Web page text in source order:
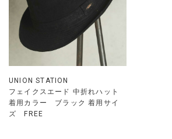
UNION STATION
フェイクスエード 中折れハット
着用カラー ブラック 着用サイ
ズ FREE